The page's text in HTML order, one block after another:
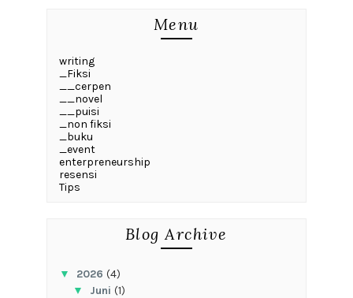
Menu
writing
_Fiksi
__cerpen
__novel
__puisi
_non fiksi
_buku
_event
enterpreneurship
resensi
Tips
Blog Archive
▼ 2026 (4)
▼ Juni (1)